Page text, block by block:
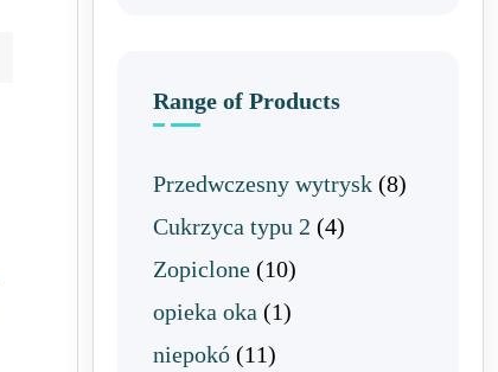
Range of Products
Przedwczesny wytrysk (8)
Cukrzyca typu 2 (4)
Zopiclone (10)
opieka oka (1)
niepokó (11)